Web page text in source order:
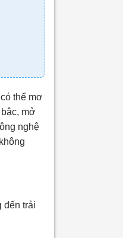
thể mơ
mở
nghệ
đến trải